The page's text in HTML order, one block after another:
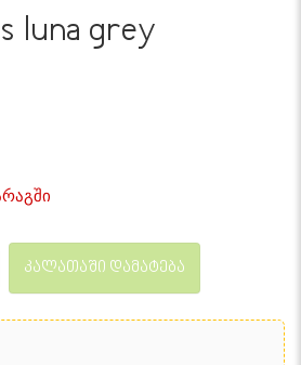
luna grey
კალათაში დამატება